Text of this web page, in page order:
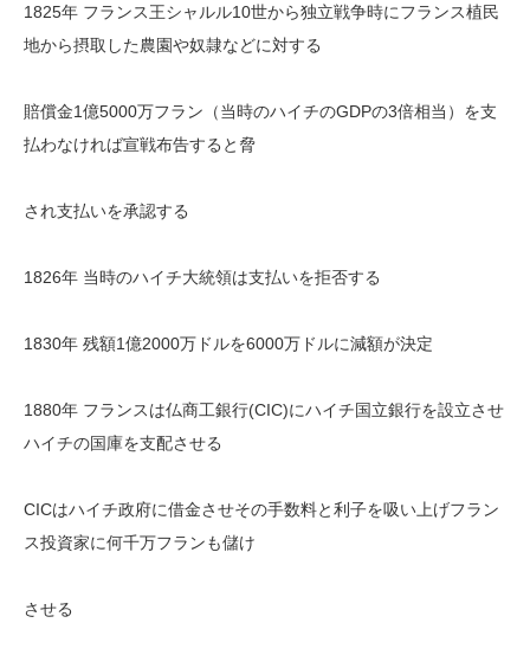
1825年 フランス王シャルル10世から独立戦争時にフランス植民
地から摂取した農園や奴隷などに対する
賠償金1億5000万フラン（当時のハイチのGDPの3倍相当）を支
払わなければ宣戦布告すると脅
され支払いを承認する
1826年 当時のハイチ大統領は支払いを拒否する
1830年 残額1億2000万ドルを6000万ドルに減額が決定
1880年 フランスは仏商工銀行(CIC)にハイチ国立銀行を設立させ
ハイチの国庫を支配させる
CICはハイチ政府に借金させその手数料と利子を吸い上げフラン
ス投資家に何千万フランも儲け
させる